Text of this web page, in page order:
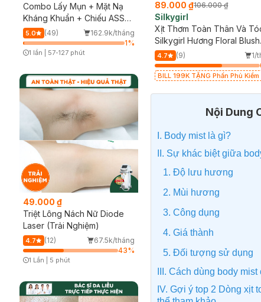
Combo Lấy Mụn + Mặt Nạ
Kháng Khuẩn + Chiếu ASSH
(Trải nghiệm)
5.0 (49)
162.9k/tháng
1%
1 lần 57-127 phút
49.000 ₫
Triệt Lông Nách Nữ Diode
Laser (Trải Nghiệm)
4.7 (12)
67.5k/tháng
43%
1 Lần 5 phút
89.000 ₫106.000 ₫
Silkygirl
Xịt Thơm Toàn Thân Và
Silkygirl Hương Floral Blush
50ml
4.7 (9)
1/
BILL 199K TẶNG Phấn Phủ Kiềm
hạn)
Nội Dung
I. Body mist là gì?
II. Sự khác biệt giữa
1. Độ lưu hương
2. Mùi hương
3. Công dụng
4. Giá thành
5. Đối tượng sử dụng
III. Cách dùng body
IV. Gợi ý top 2 Dòng xịt